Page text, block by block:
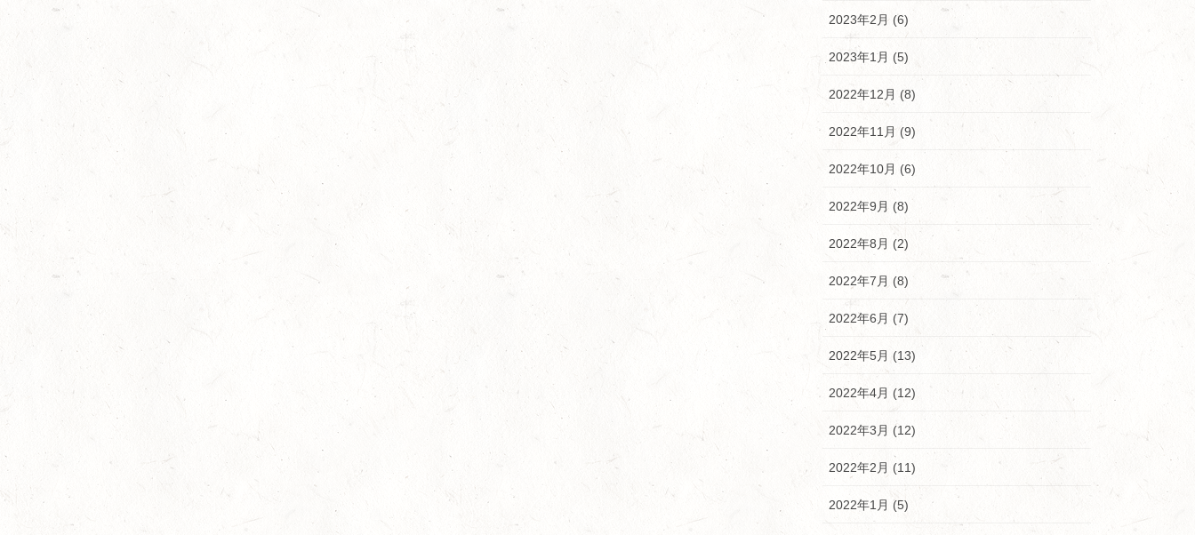
2023年2月 (6)
2023年1月 (5)
2022年12月 (8)
2022年11月 (9)
2022年10月 (6)
2022年9月 (8)
2022年8月 (2)
2022年7月 (8)
2022年6月 (7)
2022年5月 (13)
2022年4月 (12)
2022年3月 (12)
2022年2月 (11)
2022年1月 (5)